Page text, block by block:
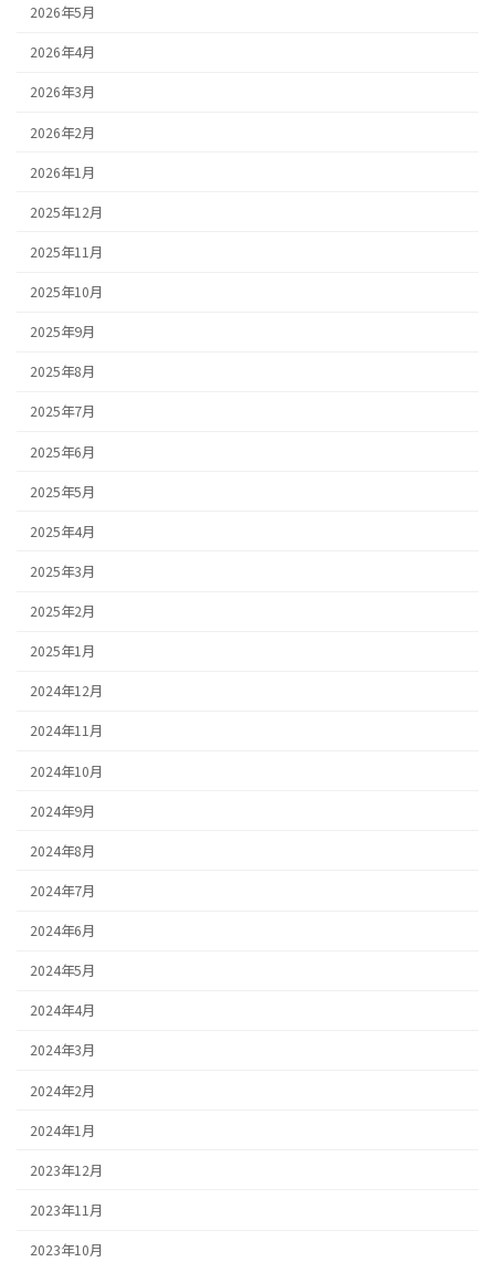
2026年5月
2026年4月
2026年3月
2026年2月
2026年1月
2025年12月
2025年11月
2025年10月
2025年9月
2025年8月
2025年7月
2025年6月
2025年5月
2025年4月
2025年3月
2025年2月
2025年1月
2024年12月
2024年11月
2024年10月
2024年9月
2024年8月
2024年7月
2024年6月
2024年5月
2024年4月
2024年3月
2024年2月
2024年1月
2023年12月
2023年11月
2023年10月